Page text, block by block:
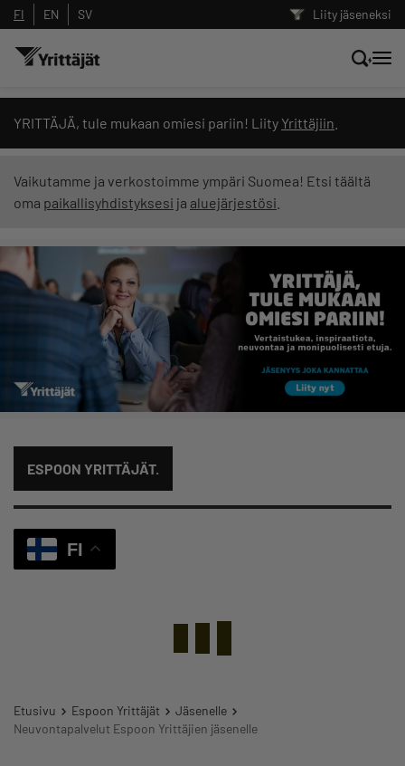
Liity jäseneksi
FI EN SV
YRITTÄJÄ, tule mukaan omiesi pariin! Liity Yrittäjiin
Vaikutamme ja verkostoimme ympäri Suomea! Etsi täältä
oma paikallisyhdistyksesi ja aluejärjestösi
ESPOON YRITTÄJÄT.
FI
Etusivu Espoon Yrittäjät
Jäsenelle
Neuvontapalvelut Espoon Yrittäjien jäsenelle
Hae sivustolta tai kysy suoraan
Yrittäjien tekoälyltä
Suodata hakutuloksia: näytä kaikki sisältö